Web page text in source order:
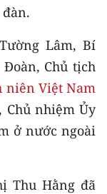
Lâm, Bí
Chủ tịch
niên Việt Nam
Chủ nhiệm Ủy
ở nước ngoài
Thu Hằng đã